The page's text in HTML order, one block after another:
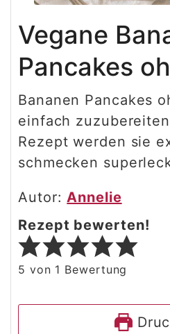
Vegane
Pancakes
Bananen Pancakes
einfach
Rezept werden sie
schmecken
Autor: Annelie
Rezept bewerten!
5 von 1 Bewertung